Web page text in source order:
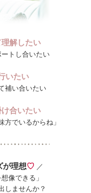
解したい
トし合いたい
いたい
補い合いたい
合いたい
方でいるからね」
が理想♡ ／
像できる」
しませんか？